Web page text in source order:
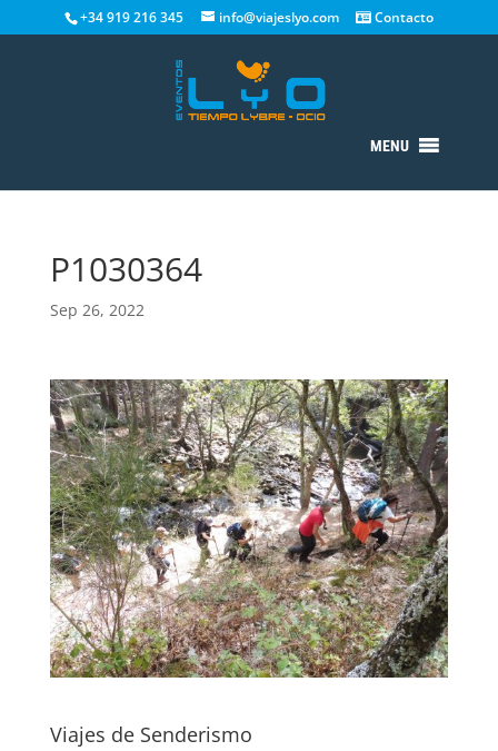
+34 919 216 345 info@viajeslyo.com Contacto
MENU
P1030364
Sep 26, 2022
Viajes de Senderismo